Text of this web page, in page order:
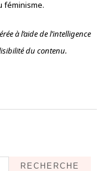
féminisme.
à l’aide de l’intelligence
du contenu.
RECHERCHE